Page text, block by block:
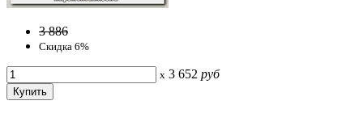
3 886
Скидка 6%
x 3 652 руб